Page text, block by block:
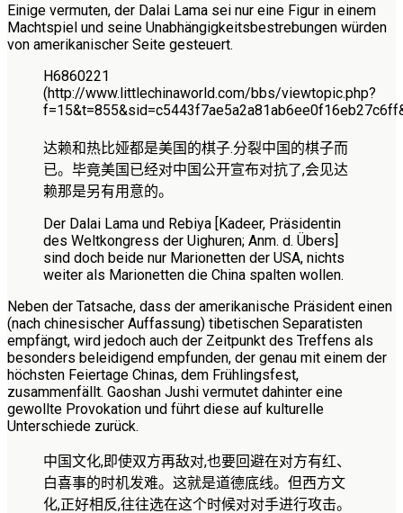
Einige vermuten, der Dalai Lama sei nur eine Figur in einem
Machtspiel und seine Unabhängigkeitsbestrebungen würden
von amerikanischer Seite gesteuert.
H6860221
(http://www.littlechinaworld.com/bbs/viewtopic.php?
达赖和热比娅都是美国的棋子.分裂中国的棋子而
已。毕竟美国已经对中国公开宣布对抗了,会见达
赖那是另有用意的。
Der Dalai Lama und Rebiya [Kadeer, Präsidentin
des Weltkongress der Uighuren; Anm. d. Übers]
sind doch beide nur Marionetten der USA, nichts
weiter als Marionetten die China spalten wollen.
Neben der Tatsache, dass der amerikanische Präsident einen
(nach chinesischer Auffassung) tibetischen Separatisten
empfängt, wird jedoch auch der Zeitpunkt des Treffens als
besonders beleidigend empfunden, der genau mit einem der
höchsten Feiertage Chinas, dem Frühlingsfest,
zusammenfällt. Gaoshan Jushi vermutet dahinter eine
gewollte Provokation und führt diese auf kulturelle
Unterschiede zurück.
中国文化,即使双方再敌对,也要回避在对方有红、
白喜事的时机发难。这就是道德底线。但西方文
化,正好相反,往往选在这个时候对对手进行攻击。